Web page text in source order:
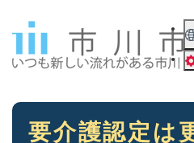
本
要介護認定は